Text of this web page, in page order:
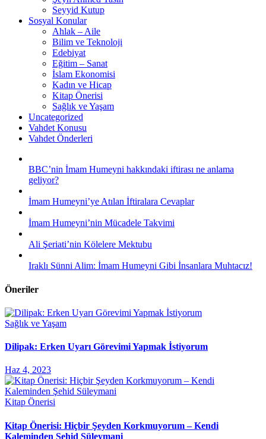
Seyyid Kutup
Sosyal Konular
Ahlak – Aile
Bilim ve Teknoloji
Edebiyat
Eğitim – Sanat
İslam Ekonomisi
Kadın ve Hicap
Kitap Önerisi
Sağlık ve Yaşam
Uncategorized
Vahdet Konusu
Vahdet Önderleri
BBC’nin İmam Humeyni hakkındaki iftirası ne anlama
geliyor?
İmam Humeyni’ye Atılan İftiralara Cevaplar
İmam Humeyni’nin Mücadele Takvimi
Ali Şeriati’nin Kölelere Mektubu
Iraklı Sünni Alim: İmam Humeyni Gibi İnsanlara Muhtacız!
Öneriler
Sağlık ve Yaşam
Dilipak: Erken Uyarı Görevimi Yapmak İstiyorum
Haz 4, 2023
Kitap Önerisi
Kitap Önerisi: Hiçbir Şeyden Korkmuyorum – Kendi
Kaleminden Şehid Süleymani